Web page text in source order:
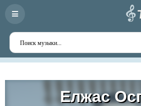
Елжас